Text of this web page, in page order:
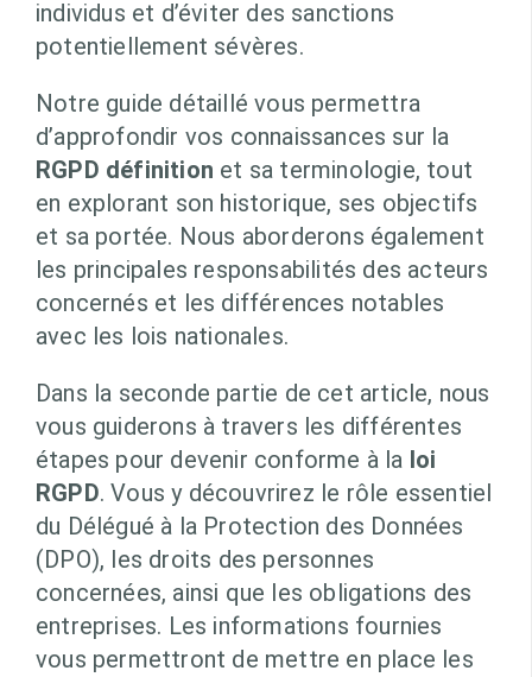
individus et d’éviter des sanctions
potentiellement sévères.
Notre guide détaillé vous permettra
d’approfondir vos connaissances sur la
RGPD définition et sa terminologie, tout
en explorant son historique, ses objectifs
et sa portée. Nous aborderons également
les principales responsabilités des acteurs
concernés et les différences notables
avec les lois nationales.
Dans la seconde partie de cet article, nous
vous guiderons à travers les différentes
étapes pour devenir conforme à la loi
RGPD. Vous y découvrirez le rôle essentiel
du Délégué à la Protection des Données
(DPO), les droits des personnes
concernées, ainsi que les obligations des
entreprises. Les informations fournies
vous permettront de mettre en place les